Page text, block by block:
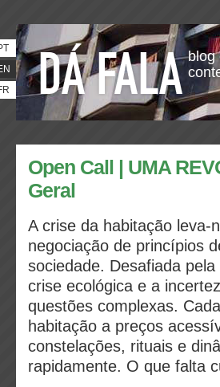
blog
Open Call | UMA
Geral
A crise da habitação
negociação de princípios
sociedade. Desafiada
crise ecológica e a
questões complexas.
habitação a preços
constelações, rituais e
rapidamente. O que falta